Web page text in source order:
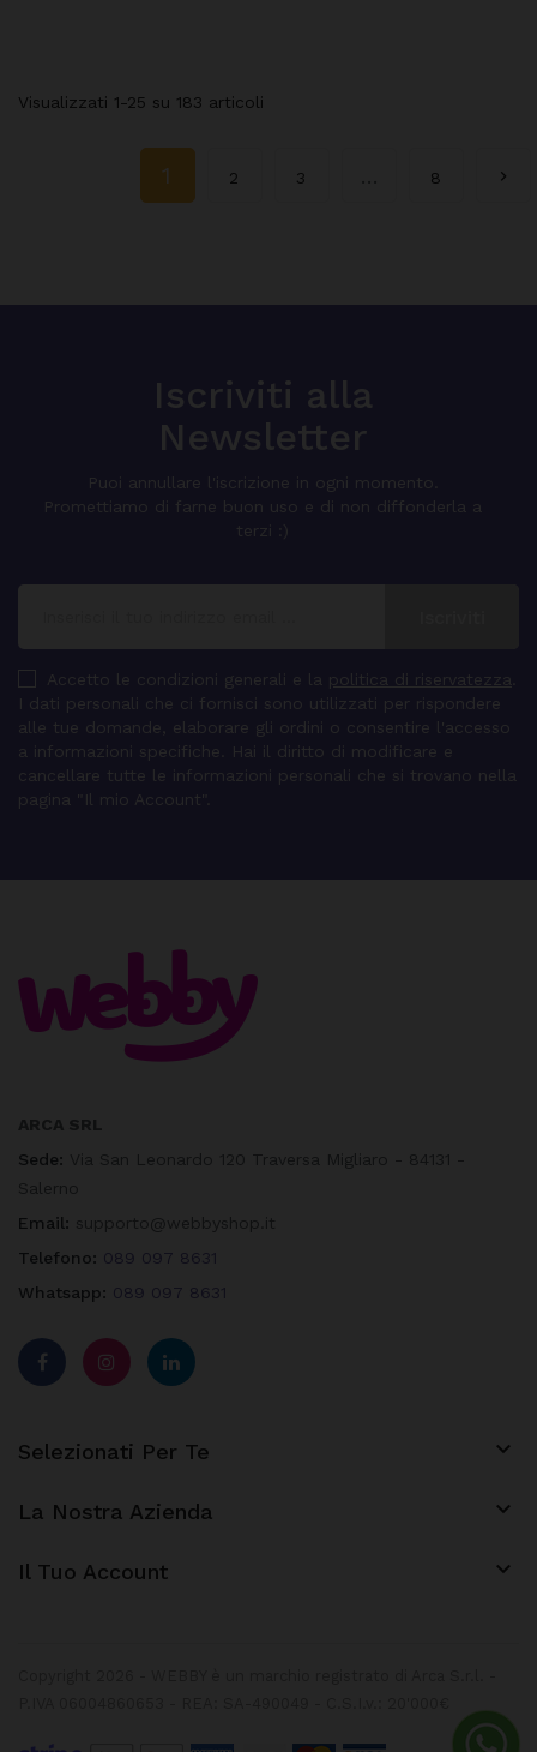
Visualizzati 1-25 su 183 articoli
1 2 3 8 
Iscriviti alla
Newsletter
Puoi annullare l'iscrizione in ogni momento.
Promettiamo di farne buon uso e di non diffonderla a
terzi :)
Accetto le condizioni generali e la politica di riservatezza
I dati personali che ci fornisci sono utilizzati per rispondere
alle tue domande, elaborare gli ordini o consentire l'accesso
a informazioni specifiche. Hai il diritto di modificare e
cancellare tutte le informazioni personali che si trovano nella
pagina "Il mio Account".
Sede:
Email:
Telefono: 089 097 8631
Whatsapp: 089 097 8631
Selezionati Per Te 
La Nostra Azienda 
Il Tuo Account keyboard_arrow_down